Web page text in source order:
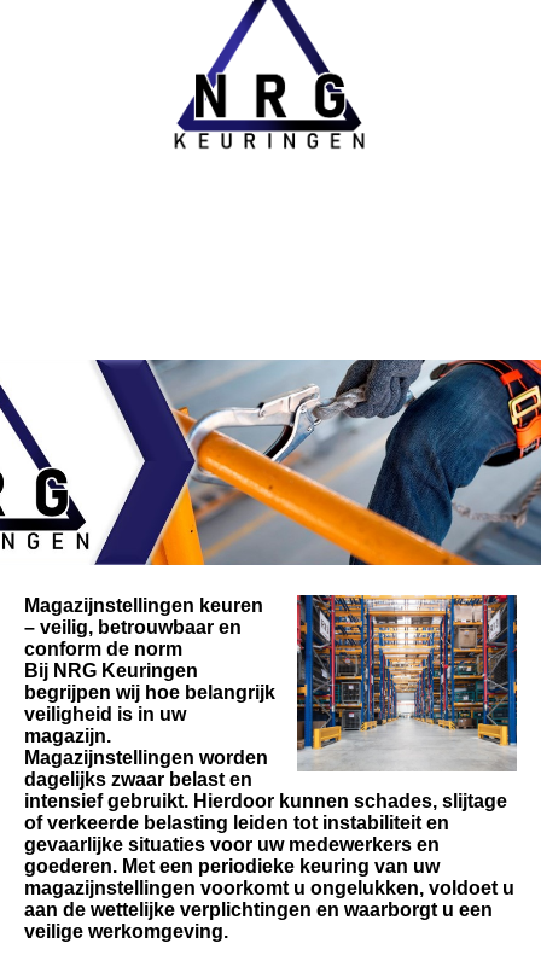
Magazijnstellingen keuren
– veilig, betrouwbaar en
conform de norm
Bij NRG Keuringen
begrijpen wij hoe belangrijk
veiligheid is in uw
magazijn.
Magazijnstellingen worden
dagelijks zwaar belast en
intensief gebruikt. Hierdoor kunnen schades, slijtage
of verkeerde belasting leiden tot instabiliteit en
gevaarlijke situaties voor uw medewerkers en
goederen. Met een periodieke keuring van uw
magazijnstellingen voorkomt u ongelukken, voldoet u
aan de wettelijke verplichtingen en waarborgt u een
veilige werkomgeving.